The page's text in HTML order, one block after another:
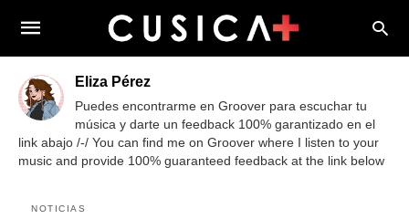
Eliza Pérez
Puedes encontrarme en Groover para escuchar tu
música y darte un feedback 100% garantizado en el
link abajo /-/ You can find me on Groover where I listen to your
music and provide 100% guaranteed feedback at the link below
NOTICIAS